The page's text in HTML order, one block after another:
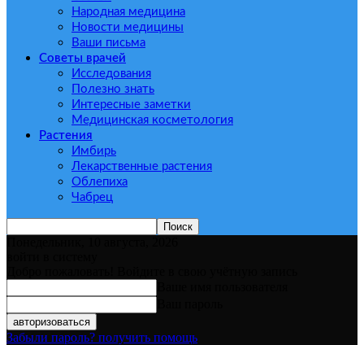
Народная медицина
Новости медицины
Ваши письма
Советы врачей
Исследования
Полезно знать
Интересные заметки
Медицинская косметология
Растения
Имбирь
Лекарственные растения
Облепиха
Чабрец
Забыли пароль? получить помощь